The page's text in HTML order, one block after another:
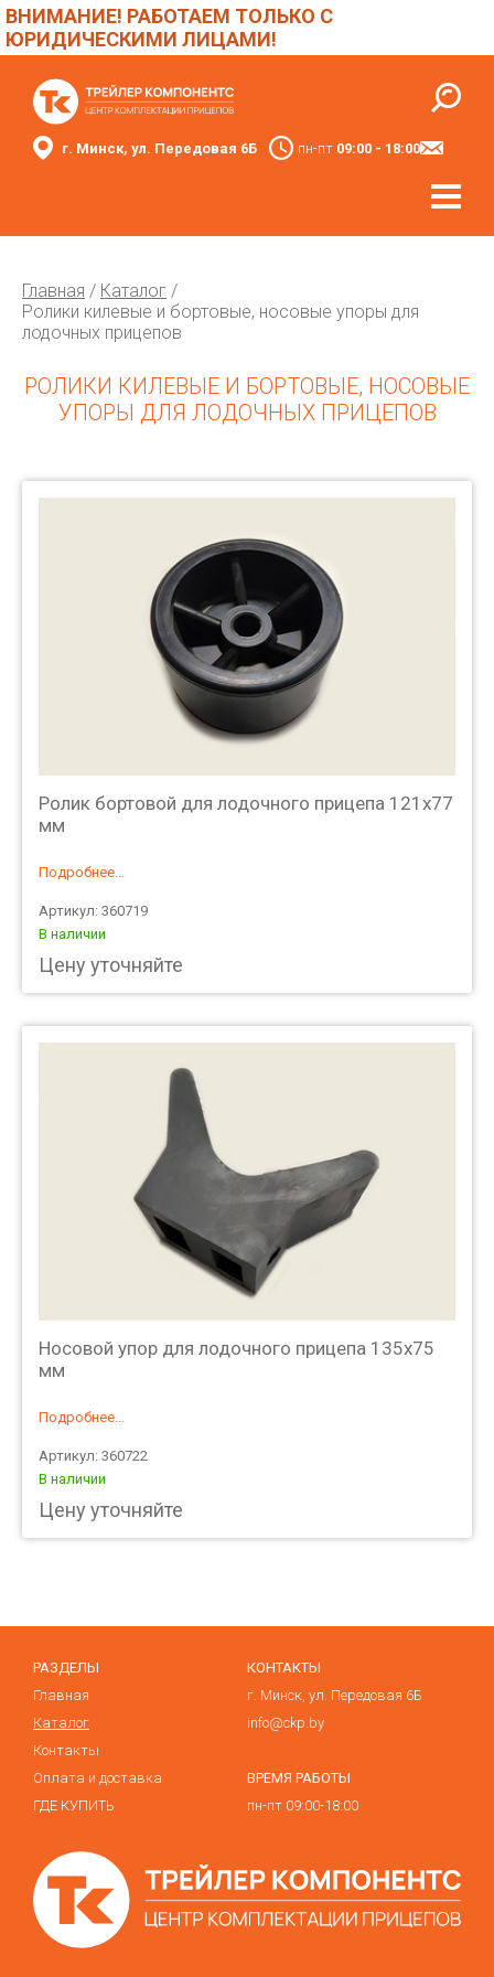
ВНИМАНИЕ! РАБОТАЕМ ТОЛЬКО С
ЮРИДИЧЕСКИМИ ЛИЦАМИ!
пн-пт 09:00 - 18:00
г. Минск, ул. Передовая 6Б
Главная / Каталог /
Ролики килевые и бортовые, носовые упоры для
лодочных прицепов
РОЛИКИ КИЛЕВЫЕ И БОРТОВЫЕ, НОСОВЫЕ
УПОРЫ ДЛЯ ЛОДОЧНЫХ ПРИЦЕПОВ
Ролик бортовой для лодочного прицепа 121х77
мм
Подробнее...
Артикул: 360719
В наличии
Цену уточняйте
Носовой упор для лодочного прицепа 135х75
мм
Подробнее...
Артикул: 360722
В наличии
Цену уточняйте
РАЗДЕЛЫ
Главная
Каталог
Контакты
Оплата и доставка
ГДЕ КУПИТЬ
КОНТАКТЫ
г. Минск, ул. Передовая 6Б
info@ckp.by
ВРЕМЯ РАБОТЫ
пн-пт 09:00-18:00